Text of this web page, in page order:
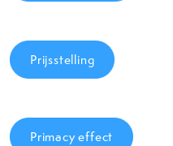
Prijsstelling
Primacy effect